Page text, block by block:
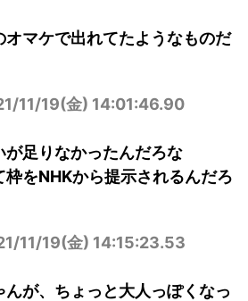
マケで出れてたようなものだ
11/19(金) 14:01:46.90
足りなかったんだろな
をNHKから提示されるんだろ
11/19(金) 14:15:23.53
が、ちょっと大人っぽくなっ